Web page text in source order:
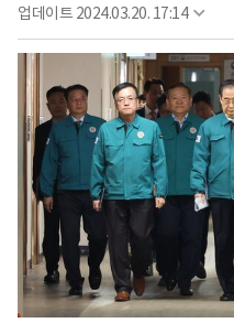
업데이트 2024.03.20. 17:14